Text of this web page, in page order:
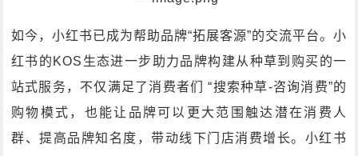
如今，小红书已成为帮助品牌“拓展客源”的交流平台。小
红书的KOS生态进一步助力品牌构建从种草到购买的一
站式服务，不仅满足了消费者们 “搜索种草-咨询消费”的
购物模式，也能让品牌可以更大范围触达潜在消费人
群、提高品牌知名度，带动线下门店消费增长。小红书